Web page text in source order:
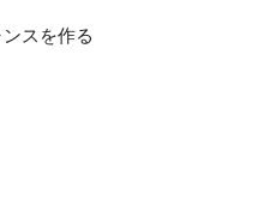
スを作る